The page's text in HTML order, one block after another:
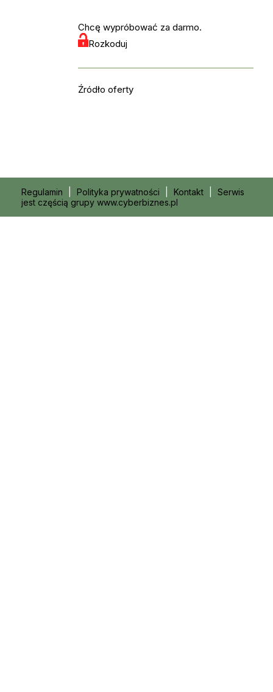
Chcę wypróbować za darmo.
Rozkoduj
Źródło oferty
Regulamin Polityka prywatności Kontakt
Serwis
jest częścią grupy www.cyberbiznes.pl